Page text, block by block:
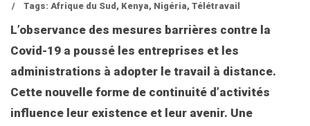
/
Tags: Afrique du Sud , Kenya, Nigéria, Télétravail
L’observance des mesures barrières contre la
Covid-19 a poussé les entreprises et les
administrations à adopter le travail à distance.
Cette nouvelle forme de continuité d’activités
influence leur existence et leur avenir. Une